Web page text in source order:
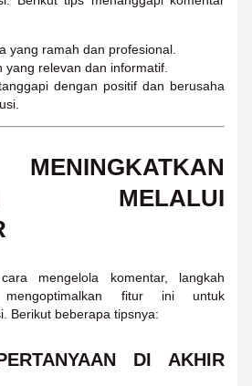
yang ramah dan profesional.
yang relevan dan informatif.
dengan positif dan berusaha
MELALUI
mengelola komentar, langkah
mengoptimalkan fitur ini untuk
Berikut beberapa tipsnya:
DI AKHIR